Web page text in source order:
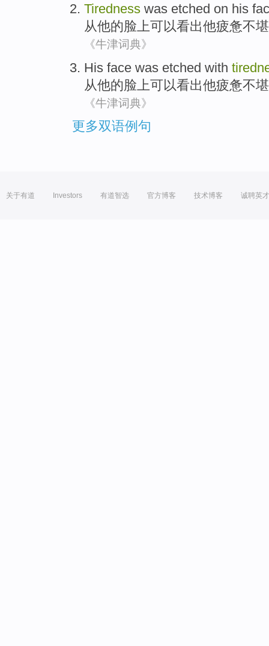
Tiredness was etched on his
从他的脸上可以看出他疲惫不堪
《牛津词典》
His face was etched with
从他的脸上可以看出他疲惫不
《牛津词典》
更多双语例句
关于有道 Investors 有道智选 官方博客 技术博客 诚聘英才